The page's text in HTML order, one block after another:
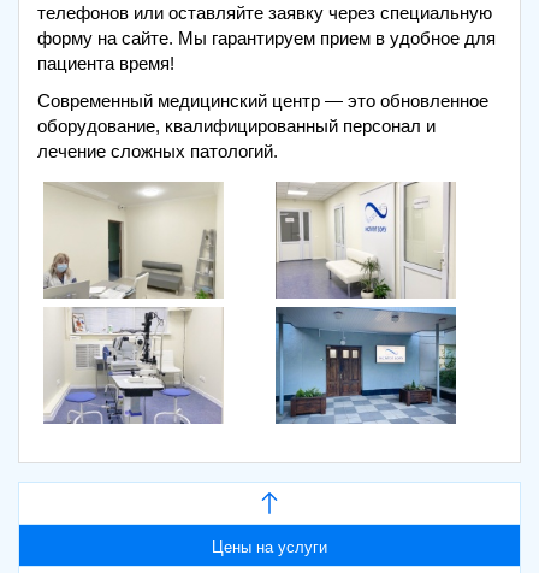
телефонов или оставляйте заявку через специальную
форму на сайте. Мы гарантируем прием в удобное для
пациента время!
Современный медицинский центр — это обновленное
оборудование, квалифицированный персонал и
лечение сложных патологий.
Цены на услуги